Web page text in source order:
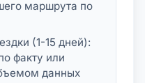
маршрута по
(1-15 дней):
факту или
данных